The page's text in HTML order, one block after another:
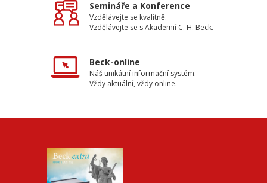
Semináře a Konference
Vzdělávejte se kvalitně.
Vzdělávejte se s Akademií C. H. Beck.
Beck-online
Náš unikátní informační systém.
Vždy aktuální, vždy online.